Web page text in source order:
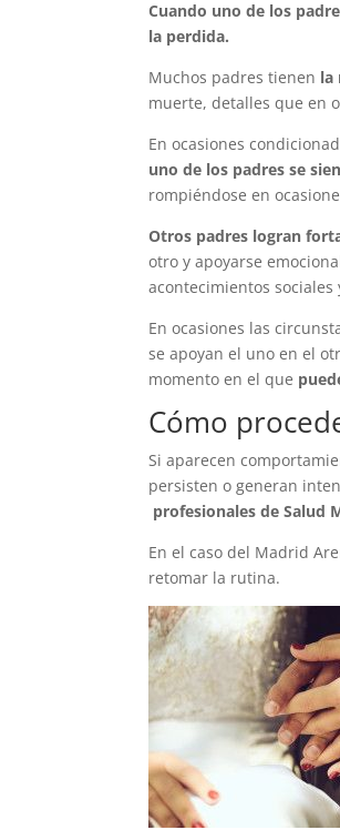
Cuando uno de los
la perdida.
Muchos padres tienen la
muerte, detalles que en
En ocasiones
uno de los padres se
rompiéndose en
Otros padres logran
otro y apoyarse
acontecimientos
En ocasiones las
se apoyan el uno en el
momento en el que
Cómo
Si aparecen
persisten o generan
profesionales de Salud
En el caso del Madrid
retomar la rutina.